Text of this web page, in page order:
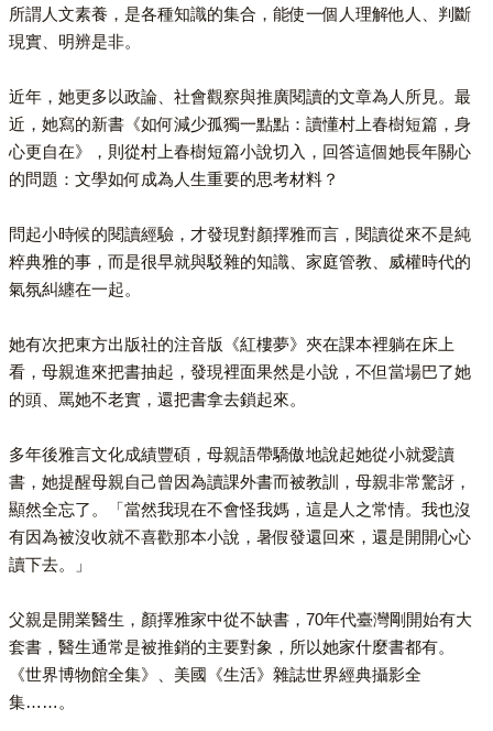
所謂人文素養，是各種知識的集合，能使一個人理解他人、判斷
現實、明辨是非。
近年，她更多以政論、社會觀察與推廣閱讀的文章為人所見。最
近，她寫的新書《如何減少孤獨一點點：讀懂村上春樹短篇，身
心更自在》，則從村上春樹短篇小說切入，回答這個她長年關心
的問題：文學如何成為人生重要的思考材料？
問起小時候的閱讀經驗，才發現對顏擇雅而言，閱讀從來不是純
粹典雅的事，而是很早就與駁雜的知識、家庭管教、威權時代的
氣氛糾纏在一起。
她有次把東方出版社的注音版《紅樓夢》夾在課本裡躺在床上
看，母親進來把書抽起，發現裡面果然是小說，不但當場巴了她
的頭、罵她不老實，還把書拿去鎖起來。
多年後雅言文化成績豐碩，母親語帶驕傲地說起她從小就愛讀
書，她提醒母親自己曾因為讀課外書而被教訓，母親非常驚訝，
顯然全忘了。「當然我現在不會怪我媽，這是人之常情。我也沒
有因為被沒收就不喜歡那本小說，暑假發還回來，還是開開心心
讀下去。」
父親是開業醫生，顏擇雅家中從不缺書，70年代臺灣剛開始有大
套書，醫生通常是被推銷的主要對象，所以她家什麼書都有。
《世界博物館全集》、美國《生活》雜誌世界經典攝影全
集……。